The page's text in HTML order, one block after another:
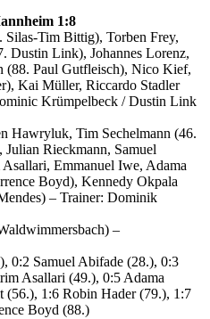
1:8
Silas-Tim Bittig), Torben Frey,
Dustin Link), Johannes Lorenz,
Paul Gutfleisch), Nico Kief,
Kai Müller, Riccardo Stadler
Krümpelbeck / Dustin Link
Hawryluk, Tim Sechelmann (46.
Rieckmann, Samuel
Emmanuel Iwe, Adama
Boyd), Kennedy Okpala
– Trainer: Dominik
–
0:2 Samuel Abifade (28.), 0:3
Asallari (49.), 0:5 Adama
(56.), 1:6 Robin Hader (79.), 1:7
Boyd (88.)